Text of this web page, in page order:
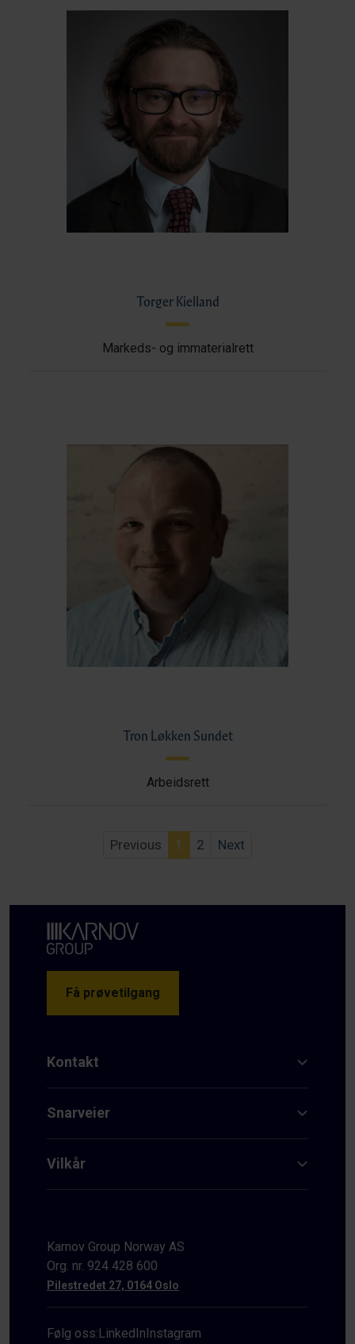
Torger Kielland
Markeds- og immaterialrett
Tron Løkken Sundet
Arbeidsrett
Previous 1 2 Next
Få prøvetilgang
Kontakt
Snarveier
Vilkår
Karnov Group Norway AS
Org. nr. 924 428 600
Pilestredet 27, 0164 Oslo
Følg oss:LinkedInInstagram